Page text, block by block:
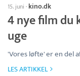
15. juni · kino.dk
4 nye film du
uge
'Vores løfte' er en del
LES ARTIKKEL